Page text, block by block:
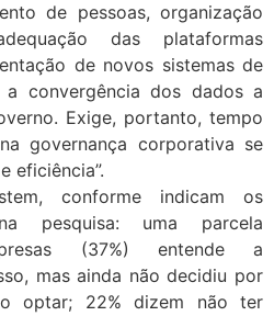
de pessoas, organização
das plataformas
de novos sistemas de
convergência dos dados a
Exige, portanto, tempo
governança corporativa se
eficiência”.
conforme indicam os
pesquisa: uma parcela
(37%) entende a
mas ainda não decidiu por
optar; 22% dizem não ter